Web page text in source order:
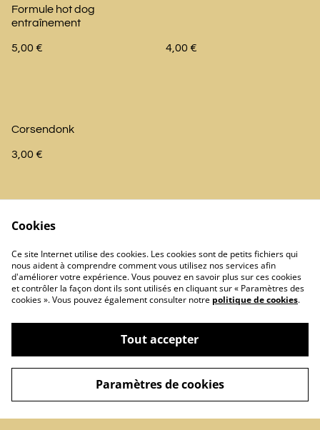
Formule hot dog
entraînement
5,00 € 4,00 €
Corsendonk
3,00 €
Contactez-nous Politique de cookies
Les Conquérants de Caen
powered by
Cookies
Ce site Internet utilise des cookies. Les cookies sont de petits fichiers qui
nous aident à comprendre comment vous utilisez nos services afin
d'améliorer votre expérience. Vous pouvez en savoir plus sur ces cookies
et contrôler la façon dont ils sont utilisés en cliquant sur « Paramètres des
cookies ». Vous pouvez également consulter notre politique de cookies.
Tout accepter
Paramètres de cookies